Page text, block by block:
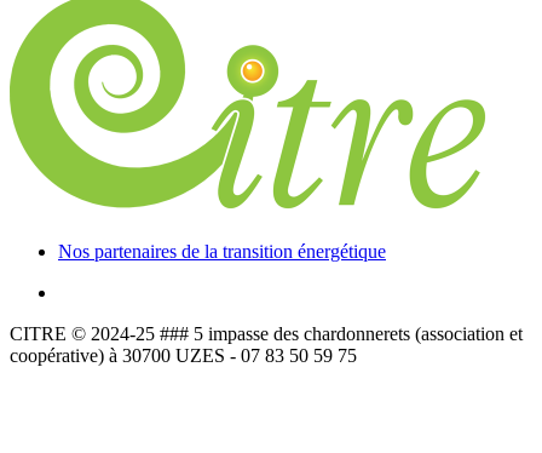
Nos partenaires de la transition énergétique
CITRE © 2024-25 ### 5 impasse des chardonnerets (association et
coopérative) à 30700 UZES - 07 83 50 59 75